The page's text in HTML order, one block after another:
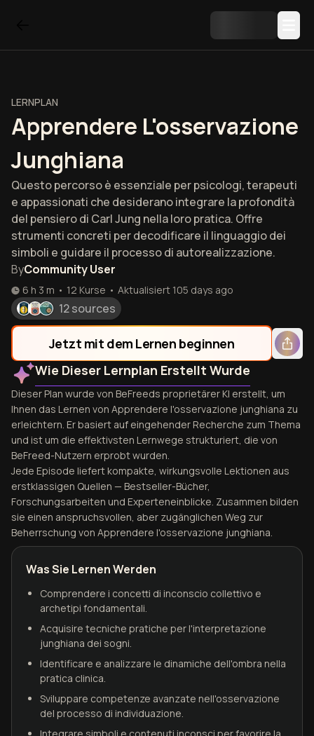
LERNPLAN
Apprendere L'osservazione
Junghiana
Questo percorso è essenziale per psicologi, terapeuti
e appassionati che desiderano integrare la profondità
del pensiero di Carl Jung nella loro pratica. Offre
strumenti concreti per decodificare il linguaggio dei
simboli e guidare il processo di autorealizzazione.
ByCommunity User
6 h 3 m • 12 Kurse • Aktualisiert 105 days ago
12 sources
Jetzt mit dem Lernen beginnen
Wie Dieser Lernplan Erstellt Wurde
Dieser Plan wurde von BeFreeds proprietärer KI erstellt, um
Ihnen das Lernen von Apprendere l'osservazione junghiana zu
erleichtern. Er basiert auf eingehender Recherche zum Thema
und ist um die effektivsten Lernwege strukturiert, die von
BeFreed-Nutzern erprobt wurden.
Jede Episode liefert kompakte, wirkungsvolle Lektionen aus
erstklassigen Quellen — Bestseller-Bücher,
Forschungsarbeiten und Experteneinblicke. Zusammen bilden
sie einen anspruchsvollen, aber zugänglichen Weg zur
Beherrschung von Apprendere l'osservazione junghiana.
Was Sie Lernen Werden
Comprendere i concetti di inconscio collettivo e
archetipi fondamentali.
Acquisire tecniche pratiche per l'interpretazione
junghiana dei sogni.
Identificare e analizzare le dinamiche dell'ombra nella
pratica clinica.
Sviluppare competenze avanzate nell'osservazione
del processo di individuazione.